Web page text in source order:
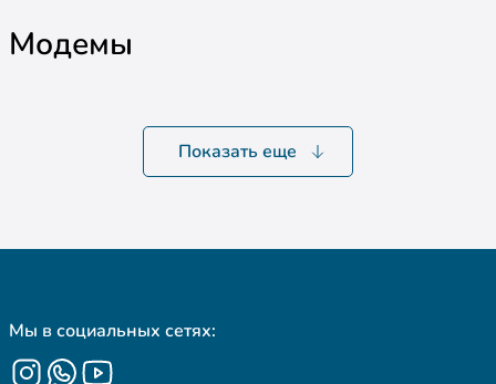
Модемы
Показать еще
Мы в социальных сетях: